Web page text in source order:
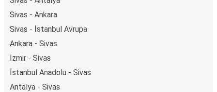
Sivas - Ankara
Sivas - İstanbul Avrupa
Ankara - Sivas
İzmir - Sivas
İstanbul Anadolu - Sivas
Antalya - Sivas